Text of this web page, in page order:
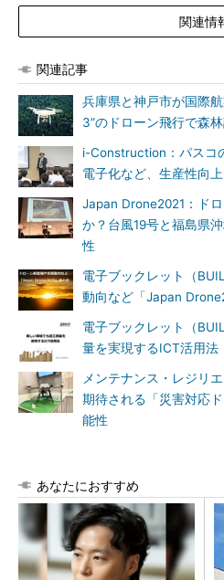
関連情
関連記事
兵庫県と神戸市が国際
3”のドローン飛行で森
i-Construction：パスコ
電子化など、生産性向
Japan Drone2021：ド
か？台風19号と福島県
性
電子ブックレット（
動向など「Japan
電子ブックレット（
量を実現するICT活用法
メンテナンス・レジリ
期待される「災害対応
能性
あなたにおすすめ